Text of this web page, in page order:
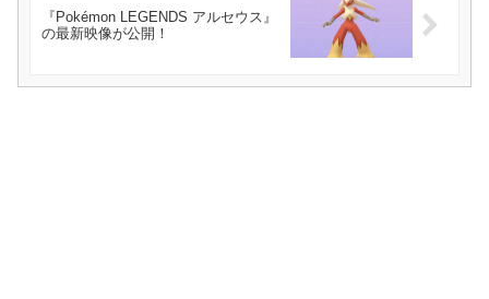
『Pokémon LEGENDS アルセウス』
の最新映像が公開！